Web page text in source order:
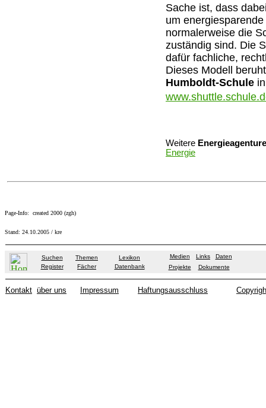
Sache ist, dass
um
normalerweise die
zuständig sind. Die
dafür fachliche,
Dieses Modell
Humboldt-Schule
Weitere
Energie
Page-Info: created 2000 (zgh)
Stand: 24.10.2005 / kre
Suchen Themen
Lexikon
Register
Fächer Datenbank
Medien Links
Daten
Projekte
Dokumente
Kontakt über uns Impressum Haftungsausschluss